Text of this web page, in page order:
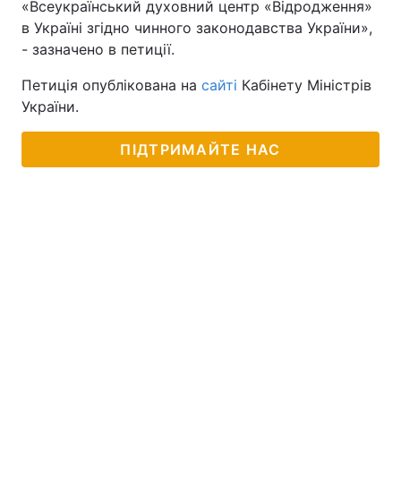
«Всеукраїнський духовний центр «Відродження»
в Україні згідно чинного законодавства України»,
- зазначено в петиції.
Петиція опублікована на сайті Кабінету Міністрів
України.
ПІДТРИМАЙТЕ НАС